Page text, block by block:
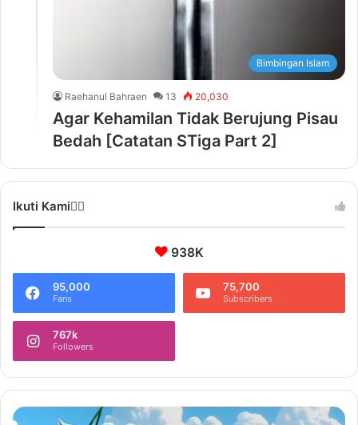
Bimbingan Islam
Raehanul Bahraen 13 20,030
Agar Kehamilan Tidak Berujung Pisau
Bedah [Catatan STiga Part 2]
Ikuti Kami❤️‍🔥
938K
95,000
Fans
75,700
Subscribers
767k
Followers